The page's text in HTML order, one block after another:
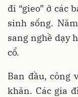
đi “gieo” ở các
sinh sống.
sang nghề dạy
cổ.
Ban đầu, công
khăn. Các gia